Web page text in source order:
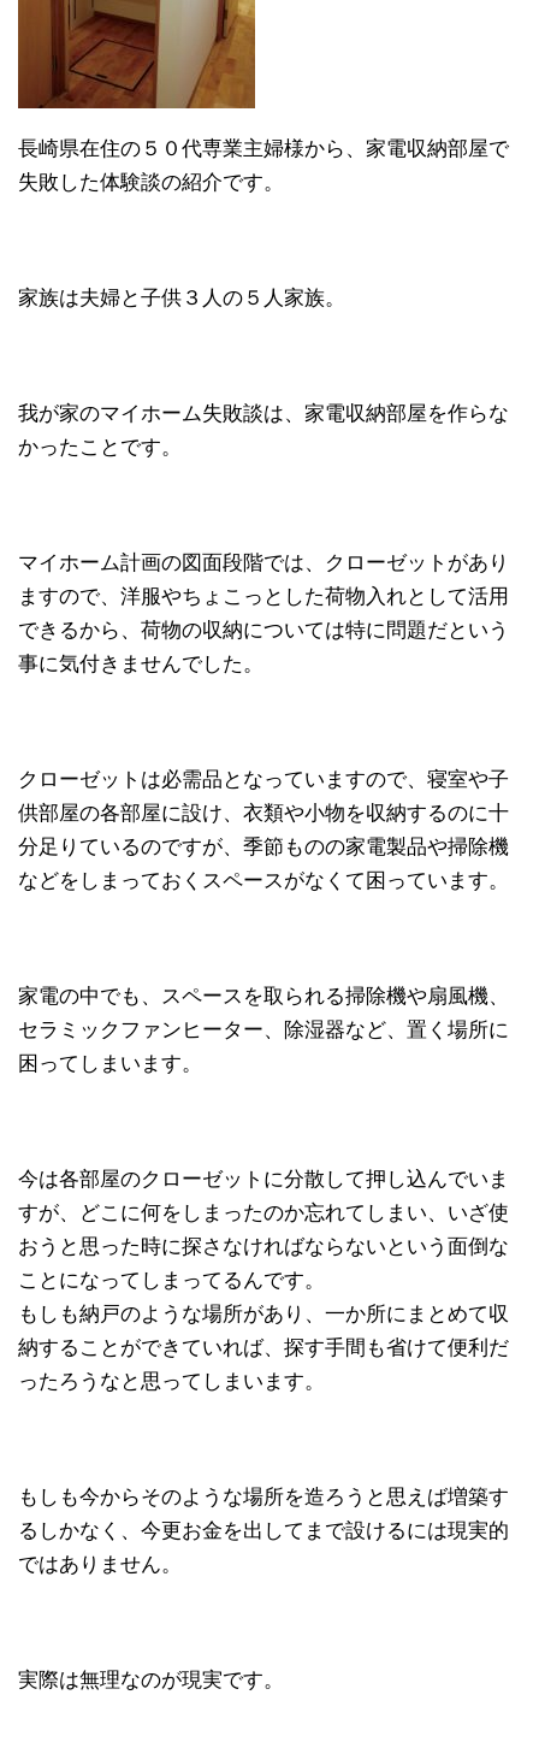
長崎県在住の５０代専業主婦様から、家電収納部屋で
失敗した体験談の紹介です。
家族は夫婦と子供３人の５人家族。
我が家のマイホーム失敗談は、家電収納部屋を作らな
かったことです。
マイホーム計画の図面段階では、クローゼットがあり
ますので、洋服やちょこっとした荷物入れとして活用
できるから、荷物の収納については特に問題だという
事に気付きませんでした。
クローゼットは必需品となっていますので、寝室や子
供部屋の各部屋に設け、衣類や小物を収納するのに十
分足りているのですが、季節ものの家電製品や掃除機
などをしまっておくスペースがなくて困っています。
家電の中でも、スペースを取られる掃除機や扇風機、
セラミックファンヒーター、除湿器など、置く場所に
困ってしまいます。
今は各部屋のクローゼットに分散して押し込んでいま
すが、どこに何をしまったのか忘れてしまい、いざ使
おうと思った時に探さなければならないという面倒な
ことになってしまってるんです。
もしも納戸のような場所があり、一か所にまとめて収
納することができていれば、探す手間も省けて便利だ
ったろうなと思ってしまいます。
もしも今からそのような場所を造ろうと思えば増築す
るしかなく、今更お金を出してまで設けるには現実的
ではありません。
実際は無理なのが現実です。